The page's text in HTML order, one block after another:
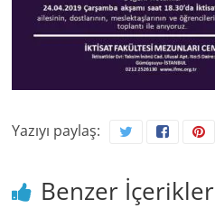
Yazıyı paylaş:
Benzer İçerikler